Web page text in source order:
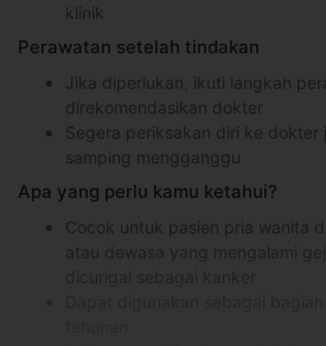
klinik
Perawatan setelah tindakan
Jika diperlukan, ikuti langkah
direkomendasikan dokter
Segera periksakan diri ke dokter
samping mengganggu
Apa yang perlu kamu ketahui?
Cocok untuk pasien pria wanita
atau dewasa yang mengalami